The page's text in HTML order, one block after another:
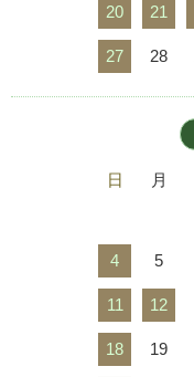
20 21
27 28
日 月
4 5
11 12
18 19